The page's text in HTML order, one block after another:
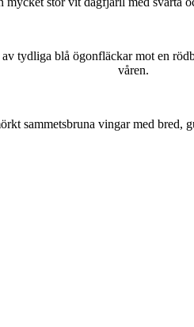
tydliga blå ögonfläckar mot en
våren.
sammetsbruna vingar med bred,